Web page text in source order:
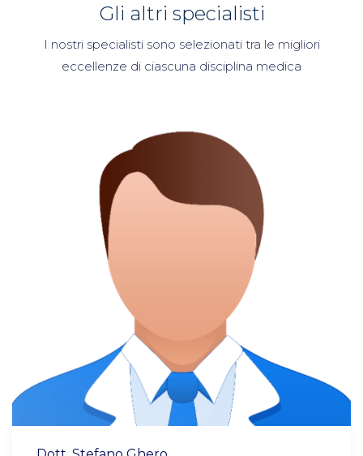
Gli altri specialisti
I nostri specialisti sono selezionati tra le migliori
eccellenze di ciascuna disciplina medica